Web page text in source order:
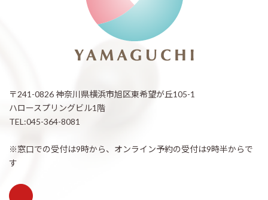
〒241-0826 神奈川県横浜市旭区東希望が丘105-1
ハロースプリングビル1階
TEL:045-364-8081
※窓口での受付は9時から、オンライン予約の受付は9時半からで
す